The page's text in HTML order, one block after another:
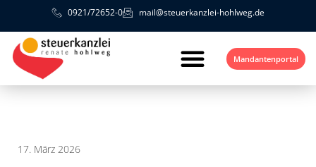
0921/72652-0 mail@steuerkanzlei-hohlweg.de
Mandantenportal
17. März 2026